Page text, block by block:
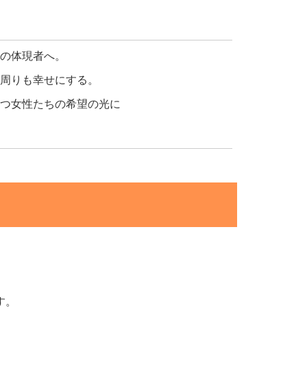
体現者へ。
りも幸せにする。
女性たちの希望の光に